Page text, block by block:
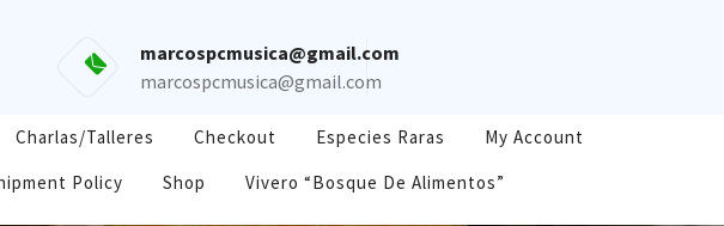
marcospcmusica@gmail.com
marcospcmusica@gmail.com
Charlas/Talleres Checkout Especies Raras
My Account
Policy Shop Vivero “Bosque De Alimentos”